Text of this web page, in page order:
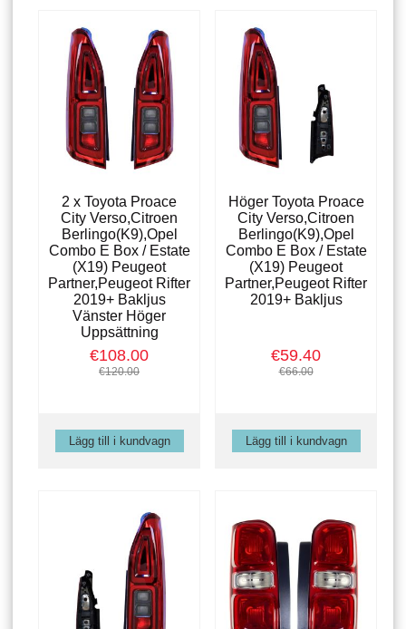
2 x Toyota Proace
City Verso,Citroen
Berlingo(K9),Opel
Combo E Box / Estate
(X19) Peugeot
Partner,Peugeot Rifter
2019+ Bakljus
Vänster Höger
Uppsättning
€108.00
€120.00
Höger Toyota Proace
City Verso,Citroen
Berlingo(K9),Opel
Combo E Box / Estate
(X19) Peugeot
Partner,Peugeot Rifter
2019+ Bakljus
€59.40
€66.00